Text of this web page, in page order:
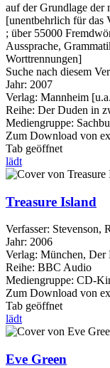
auf der Grundlage der
[unentbehrlich für das
; über 55000
Aussprache,
Worttrennungen]
Suche nach diesem
Jahr: 2007
Verlag: Mannheim
Reihe: Der Duden in
Mediengruppe:
Zum Download von
Tab geöffnet
lädt
Treasure Island
Verfasser: Stevenson,
Jahr: 2006
Verlag: München, Der
Reihe: BBC Audio
Mediengruppe: CD-
Zum Download von
Tab geöffnet
lädt
Eve Green